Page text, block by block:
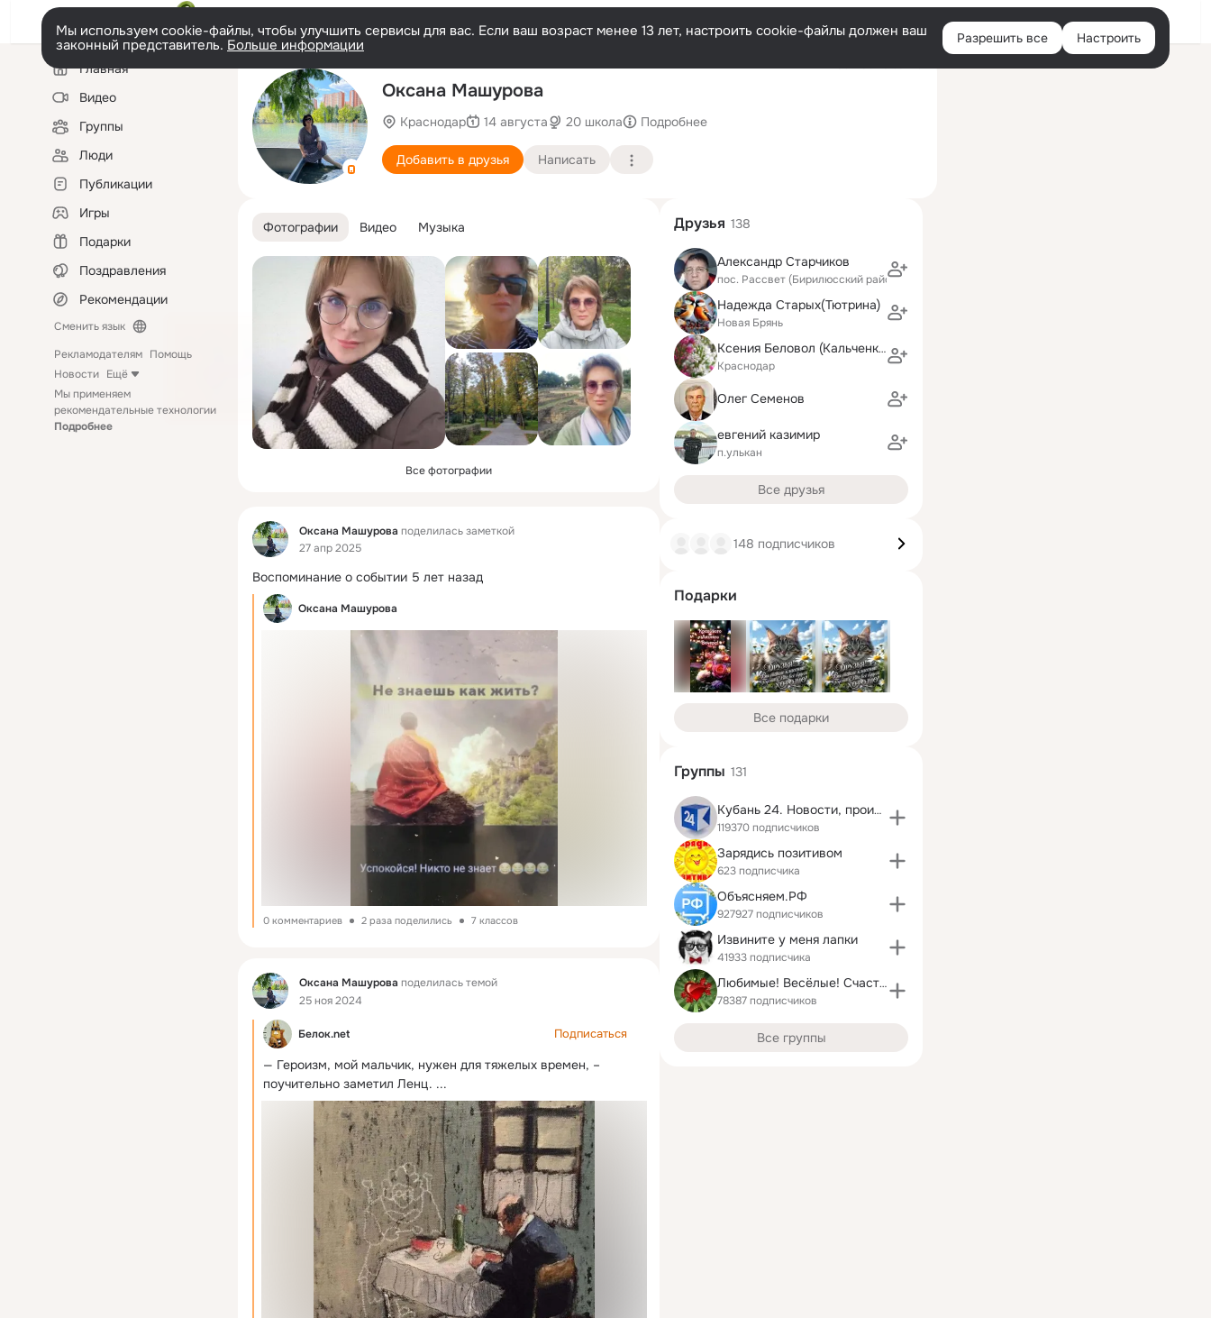
Войти
Мы используем cookie-файлы, чтобы улучшить сервисы для вас. Если ваш возраст менее 13 лет, настроить cookie-файлы должен ваш
законный представитель. Больше информации Разрешить все Настроить
Левая
колонкаГлавная
Видео
Группы
Люди
Публикации
Игры
Подарки
Поздравления
Рекомендации
Сменить язык
Рекламодателям Помощь
Новости Ещё
Мы применяем
рекомендательные технологии
Подробнее
Оксана Машурова
Краснодар 14 августа 20 школа Подробнее
Добавить в друзья Написать
Фотографии Видео Музыка
Все фотографии
Фид Оксана Машурова поделилась заметкой
27 апр 2025
Воспоминание о событии 5 лет назад
Оксана Машурова
0 комментариев 2 раза поделились 7 классов
Фид Оксана Машурова поделилась темой
25 ноя 2024
Белок.net Подписаться
— Героизм, мой мальчик, нужен для тяжелых времен, –
поучительно заметил Ленц. ...
Друзья 138
Александр Старчиков
пос. Рассвет (Бирилюсский район)
Надежда Старых(Тютрина)
Новая Брянь
Ксения Беловол (Кальченко)
Краснодар
Олег Семенов
евгений казимир
п.улькан
Все друзья
148 подписчиков
Подарки
Все подарки
Группы 131
Кубань 24. Новости, происшествия, ДТП
119370 подписчиков
Зарядись позитивом
623 подписчика
Объясняем.РФ
927927 подписчиков
Извините у меня лапки
41933 подписчика
Любимые! Весёлые! Счастливые!
78387 подписчиков
Все группы